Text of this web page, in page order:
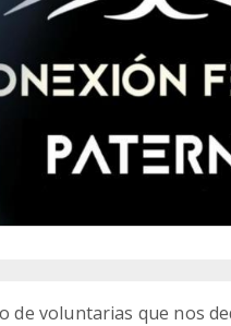
de voluntarias que nos